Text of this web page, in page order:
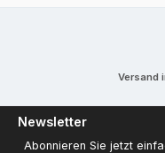
Versand
Newsletter
Abonnieren Sie jetzt